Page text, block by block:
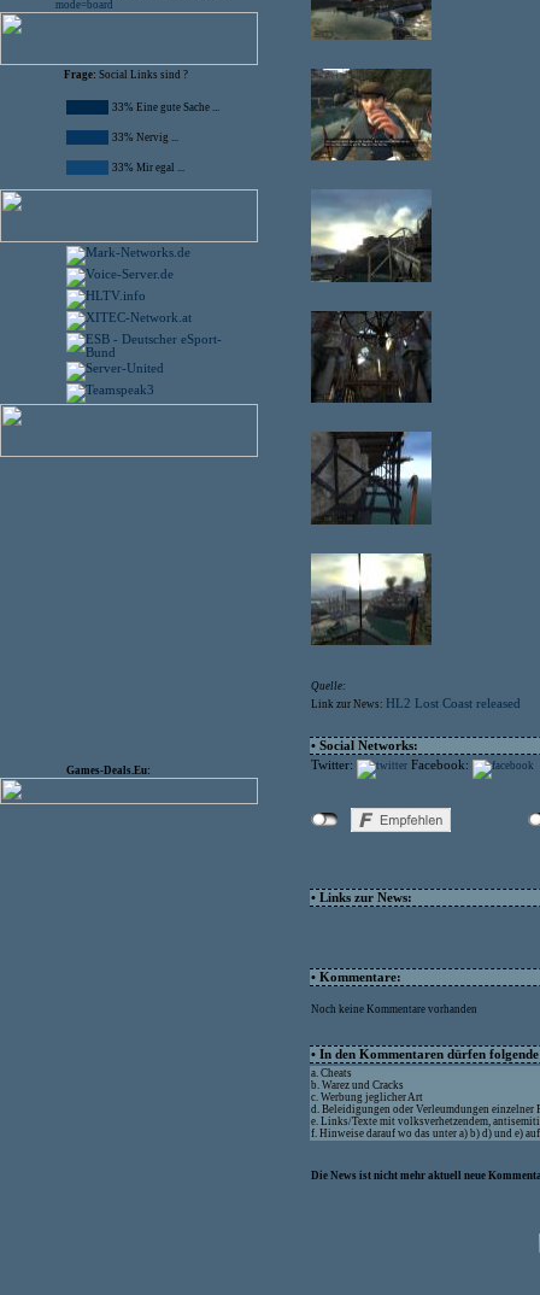
Frage: Social Links sind ?
33% Eine gute Sache ...
33% Nervig ...
33% Mir egal ...
Games-Deals.Eu:
Quelle:
Link zur News: HL2 Lost Coast released
• Social Networks:
Twitter:
Facebook:
• Links zur News:
• Kommentare:
Noch keine Kommentare vorhanden
• In den Kommentaren dürfen
a. Cheats
b. Warez und Cracks
c. Werbung jeglicher Art
d. Beleidigungen oder Verleumdungen einzelner
e. Links/Texte mit volksverhetzendem,
f. Hinweise darauf wo das unter a) b) d) und e)
Die News ist nicht mehr aktuell neue